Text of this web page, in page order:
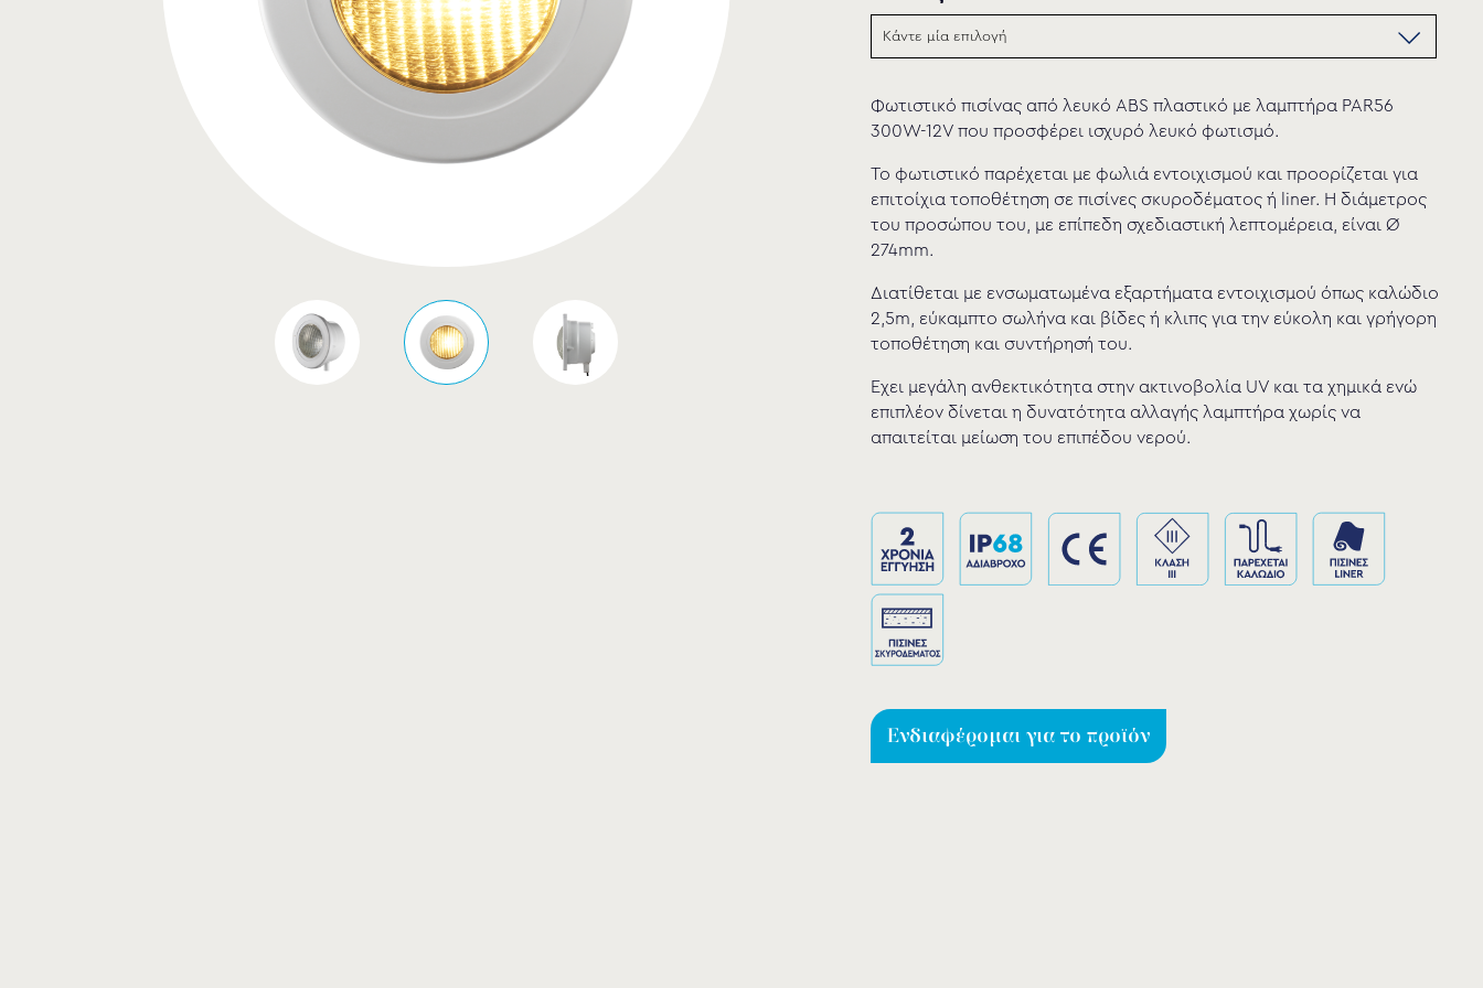
Φωτιστικό πισίνας από λευκό ABS πλαστικό με λαμπτήρα PAR56
300W-12V που προσφέρει ισχυρό λευκό φωτισμό.
Το φωτιστικό παρέχεται με φωλιά εντοιχισμού και προορίζεται για
επιτοίχια τοποθέτηση σε πισίνες σκυροδέματος ή liner. Η διάμετρος
του προσώπου του, με επίπεδη σχεδιαστική λεπτομέρεια, είναι Ø
274mm.
Διατίθεται με ενσωματωμένα εξαρτήματα εντοιχισμού όπως καλώδιο
2,5m, εύκαμπτο σωλήνα και βίδες ή κλιπς για την εύκολη και γρήγορη
τοποθέτηση και συντήρησή του.
Έχει μεγάλη ανθεκτικότητα στην ακτινοβολία UV και τα χημικά ενώ
επιπλέον δίνεται η δυνατότητα αλλαγής λαμπτήρα χωρίς να
απαιτείται μείωση του επιπέδου νερού.
Ενδιαφέρομαι για το προϊόν